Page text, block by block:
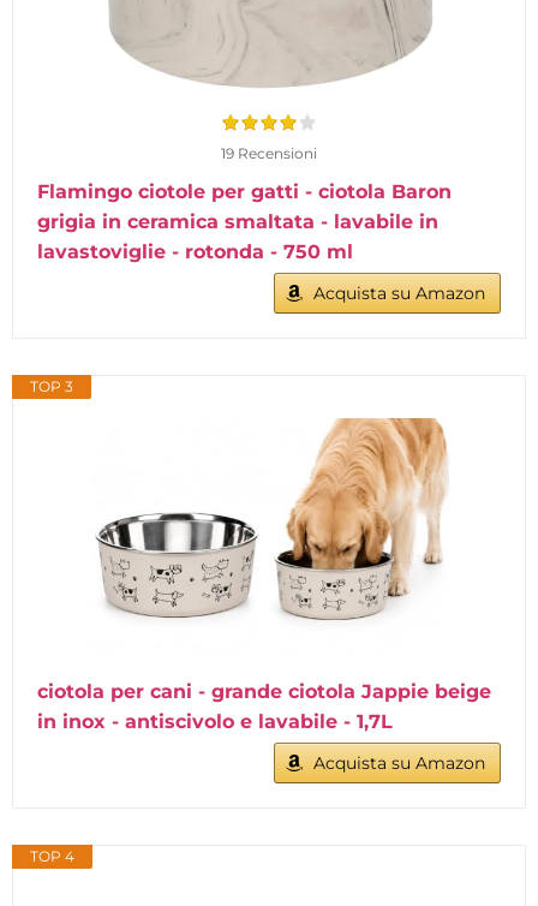
19 Recensioni
Flamingo ciotole per gatti - ciotola Baron
grigia in ceramica smaltata - lavabile in
lavastoviglie - rotonda - 750 ml
Acquista su Amazon
TOP 3
ciotola per cani - grande ciotola Jappie beige
in inox - antiscivolo e lavabile - 1,7L
Acquista su Amazon
TOP 4